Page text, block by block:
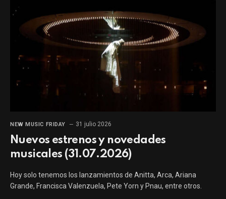
NEW MUSIC FRIDAY 31 julio 2026
Nuevos estrenos y novedades
musicales (31.07.2026)
Hoy solo tenemos los lanzamientos de Anitta, Arca, Ariana
Grande, Francisca Valenzuela, Pete Yorn y Pnau, entre otros.